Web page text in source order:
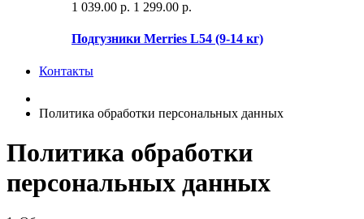
1 039.00 р. 1 299.00 р.
Подгузники Merries L54 (9-14 кг)
Контакты
Политика обработки персональных данных
Политика обработки
персональных данных